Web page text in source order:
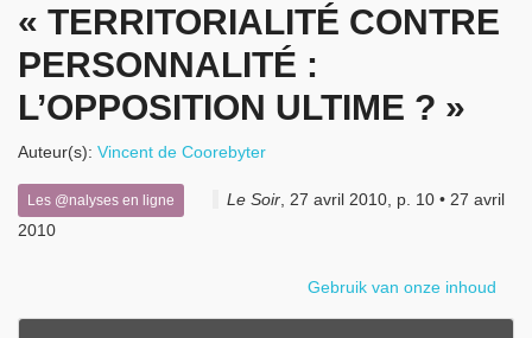
« TERRITORIALITÉ CONTRE
PERSONNALITÉ :
L’OPPOSITION ULTIME ? »
Auteur(s): Vincent de Coorebyter
Les @nalyses en ligne Le Soir , 27 avril 2010, p. 10 • 27 avril
2010
Gebruik van onze inhoud